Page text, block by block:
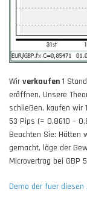
Wirverkaufen 1
eröffnen. Unsere
schließen, kaufen wir
53 Pips (= 0,8610 –
Beachten Sie: Hätten
gemacht, läge der
Microvertrag bei GBP
Demo der fuer